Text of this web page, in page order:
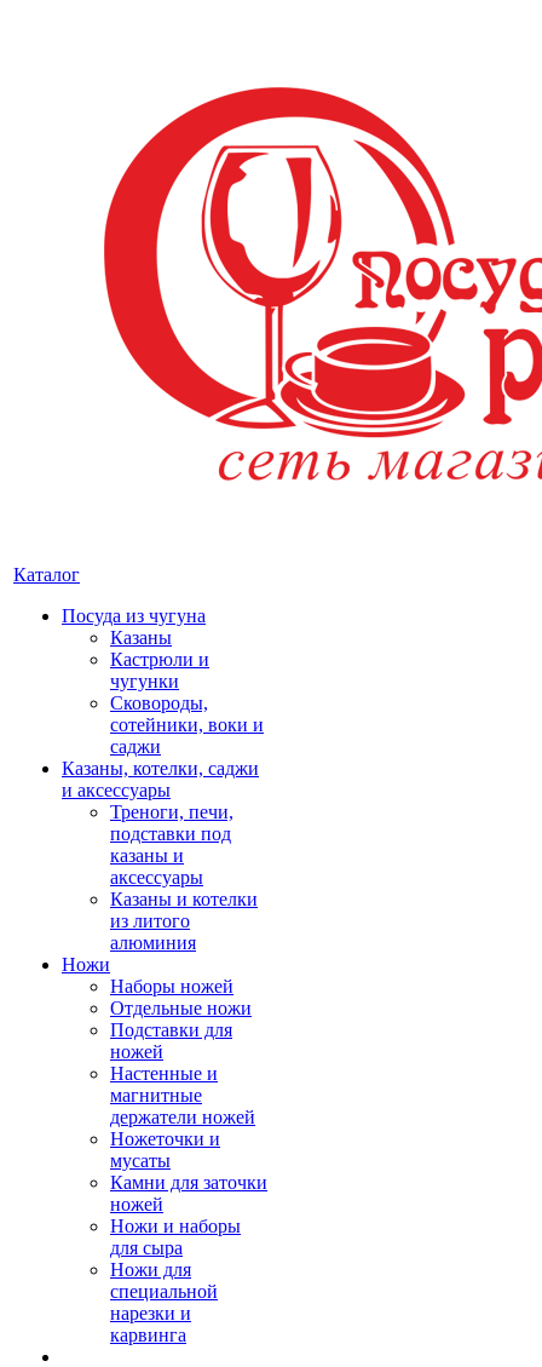
Каталог
Посуда из чугуна
Казаны
Кастрюли и
чугунки
Сковороды,
сотейники, воки и
саджи
Казаны, котелки, саджи
и аксессуары
Треноги, печи,
подставки под
казаны и
аксессуары
Казаны и котелки
из литого
алюминия
Ножи
Наборы ножей
Отдельные ножи
Подставки для
ножей
Настенные и
магнитные
держатели ножей
Ножеточки и
мусаты
Камни для заточки
ножей
Ножи и наборы
для сыра
Ножи для
специальной
нарезки и
карвинга